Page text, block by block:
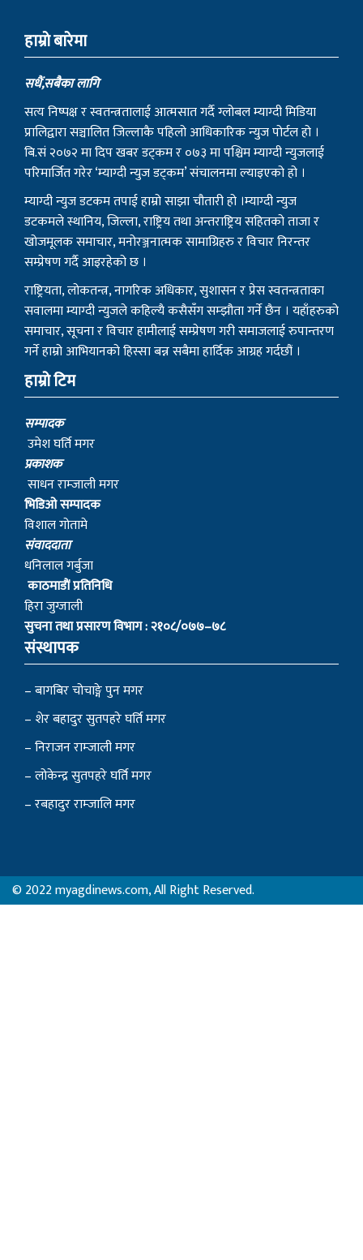
हाम्राे बारेमा
सधैं,सबैका लागि
सत्य निष्पक्ष र स्वतन्त्रतालाई आत्मसात गर्दै ग्लोबल म्याग्दी मिडिया
प्रालिद्वारा सञ्चालित जिल्लाकै पहिलो आधिकारिक न्युज पोर्टल हो ।
बि.सं २०७२ मा दिप खबर डट्कम र ०७३ मा पश्चिम म्याग्दी न्युजलाई
परिमार्जित गरेर ‘म्याग्दी न्युज डट्कम’ संचालनमा ल्याइएको हो ।
म्याग्दी न्युज डटकम तपाई हाम्रो साझा चौतारी हो ।म्याग्दी न्युज
डटकमले स्थानिय, जिल्ला, राष्ट्रिय तथा अन्तराष्ट्रिय सहितको ताजा र
खोजमूलक समाचार, मनोरञ्जनात्मक सामाग्रिहरु र विचार निरन्तर
सम्प्रेषण गर्दै आइरहेको छ ।
राष्ट्रियता, लोकतन्त्र, नागरिक अधिकार, सुशासन र प्रेस स्वतन्त्रताका
सवालमा म्याग्दी न्युजले कहिल्यै कसैसँग सम्झौता गर्ने छैन । यहाँहरुको
समाचार, सूचना र विचार हामीलाई सम्प्रेषण गरी समाजलाई रुपान्तरण
गर्ने हाम्रो आभियानको हिस्सा बन्न सबैमा हार्दिक आग्रह गर्दछौं ।
हाम्रो टिम
सम्पादक
उमेश घर्ति मगर
प्रकाशक
साधन राम्जाली मगर
भिडिओ सम्पादक
विशाल गोतामे
स‌ंवाददाता
धनिलाल गर्बुजा
काठमाडाैं प्रतिनिधि
हिरा जुग्जाली
सुचना तथा प्रसारण विभाग : २१०८/०७७–७८
संस्थापक
– बागबिर चोचाङ्गे पुन मगर
– शेर बहादुर सुतपहरे घर्ति मगर
– निराजन राम्जाली मगर
– लोकेन्द्र सुतपहरे घर्ति मगर
– रबहादुर राम्जालि मगर
© 2022 myagdinews.com, All Right Reserved.